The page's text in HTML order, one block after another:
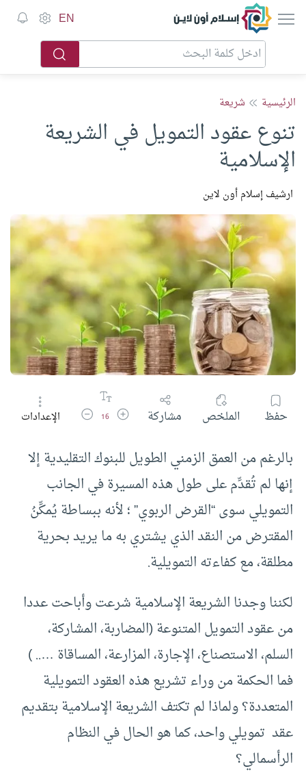
إسلام أون لاين EN
الرئيسية شريعة
تنوع عقود التمويل في الشريعة
الإسلامية
ارشيف إسلام أون لاين
حفظ الملخص مشاركة زيادة حجم الخط
16 تقليل حجم الخط
الإعدادات
بالرغم من العمق الزمني الطويل للبنوك التقليدية إلا
إنها لم تُقدِّم على طول هذه المسيرة في الجانب
التمويلي سوى “القرض الربوي” ؛ لأنه ببساطة يُمكِّنُ
المقترض من النقد الذي يشتري به ما يريد بحرية
مطلقة، مع كفاءته التمويلية.
لكننا وجدنا الشريعة الإسلامية شرعت وأباحت عددا
من عقود التمويل المتنوعة (المضاربة، المشاركة،
السلم، الاستصناع، الإجارة، المزارعة، المساقاة ….. )
فما الحكمة من وراء تشريع هذه العقود التمويلية
المتعددة؟ ولماذا لم تكتف الشريعة الإسلامية بتقديم
عقد تمويلي واحد، كما هو الحال في النظام
الرأسمالي؟